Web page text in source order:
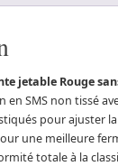
jetable Rouge
SMS non tissé
pour ajuster
une meilleure
totale à la